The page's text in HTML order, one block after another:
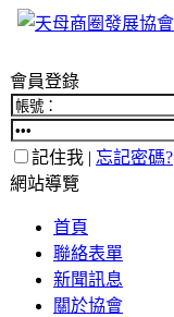
會員登錄
記住我 | 忘記密碼?
網站導覽
首頁
聯絡表單
新聞訊息
關於協會